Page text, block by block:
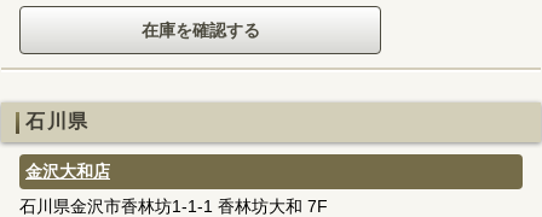
石川県
金沢大和店
石川県金沢市香林坊1-1-1 香林坊大和 7F